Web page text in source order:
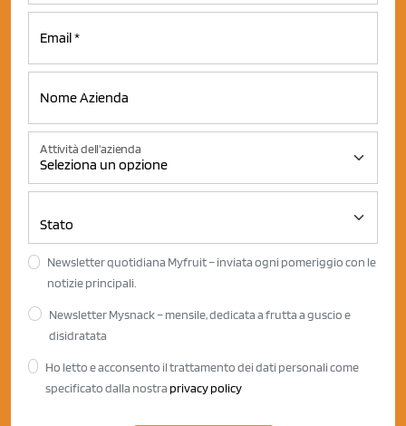
Attività dell'azienda
Newsletter quotidiana Myfruit – inviata ogni pomeriggio con le
notizie principali.
Newsletter Mysnack – mensile, dedicata a frutta a guscio e
disidratata
Ho letto e acconsento il trattamento dei dati personali come
specificato dalla nostra privacy policy